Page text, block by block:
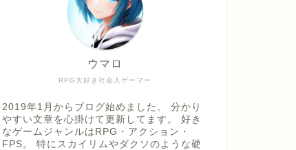
RPG大好き社会人ゲーマー
ウマロ
2019年1月からブログ始めました。 分かり
やすい文章を心掛けて更新してます。 好き
なゲームジャンルはRPG・アクション・
FPS。 特にスカイリムやダクソのような硬